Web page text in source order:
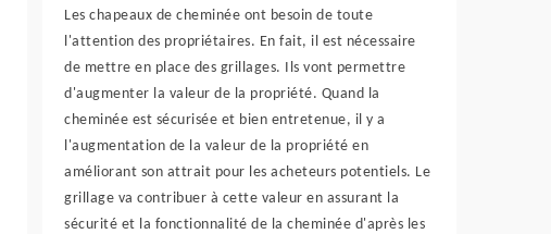
Les chapeaux de cheminée ont besoin de toute
l'attention des propriétaires. En fait, il est nécessaire
de mettre en place des grillages. Ils vont permettre
d'augmenter la valeur de la propriété. Quand la
cheminée est sécurisée et bien entretenue, il y a
l'augmentation de la valeur de la propriété en
améliorant son attrait pour les acheteurs potentiels. Le
grillage va contribuer à cette valeur en assurant la
sécurité et la fonctionnalité de la cheminée d'après les